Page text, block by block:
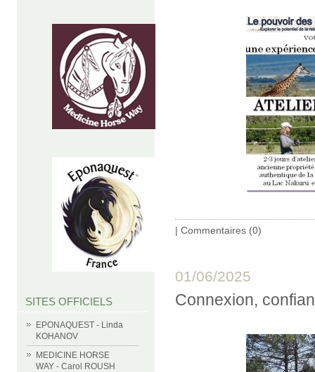
SITES OFFICIELS
EPONAQUEST - Linda
KOHANOV
MEDICINE HORSE
WAY - Carol ROUSH
| Commentaires (0)
01/06/2025
Connexion,